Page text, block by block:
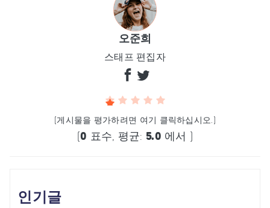
오준희
스태프 편집자
(게시물을 평가하려면 여기 클릭하십시오.)
(0 표수, 평균: 5.0 에서 )
인기글